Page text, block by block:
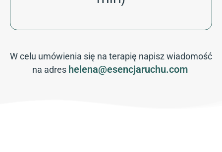
W celu umówienia się na terapię napisz wiadomość
na adres helena@esencjaruchu.com